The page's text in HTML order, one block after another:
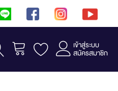
รถเข็น เข้าสู่ระบบ
สมัครสมาชิก